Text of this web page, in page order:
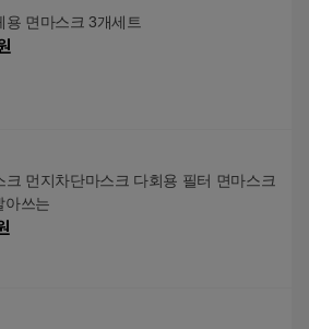
용 면마스크 3개세트
크 먼지차단마스크 다회용 필터 면마스크
아쓰는